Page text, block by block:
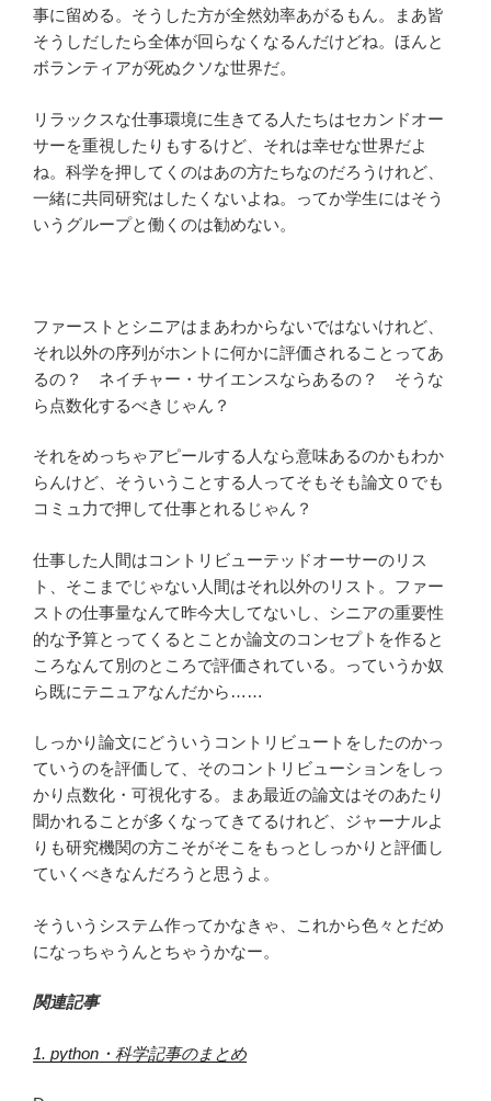
事に留める。そうした方が全然効率あがるもん。まあ皆
そうしだしたら全体が回らなくなるんだけどね。ほんと
ボランティアが死ぬクソな世界だ。
リラックスな仕事環境に生きてる人たちはセカンドオー
サーを重視したりもするけど、それは幸せな世界だよ
ね。科学を押してくのはあの方たちなのだろうけれど、
一緒に共同研究はしたくないよね。ってか学生にはそう
いうグループと働くのは勧めない。
ファーストとシニアはまあわからないではないけれど、
それ以外の序列がホントに何かに評価されることってあ
るの？ ネイチャー・サイエンスならあるの？ そうな
ら点数化するべきじゃん？
それをめっちゃアピールする人なら意味あるのかもわか
らんけど、そういうことする人ってそもそも論文０でも
コミュ力で押して仕事とれるじゃん？
仕事した人間はコントリビューテッドオーサーのリス
ト、そこまでじゃない人間はそれ以外のリスト。ファー
ストの仕事量なんて昨今大してないし、シニアの重要性
的な予算とってくるとことか論文のコンセプトを作ると
ころなんて別のところで評価されている。っていうか奴
ら既にテニュアなんだから……
しっかり論文にどういうコントリビュートをしたのかっ
ていうのを評価して、そのコントリビューションをしっ
かり点数化・可視化する。まあ最近の論文はそのあたり
聞かれることが多くなってきてるけれど、ジャーナルよ
りも研究機関の方こそがそこをもっとしっかりと評価し
ていくべきなんだろうと思うよ。
そういうシステム作ってかなきゃ、これから色々とだめ
になっちゃうんとちゃうかなー。
関連記事
1. python・科学記事のまとめ